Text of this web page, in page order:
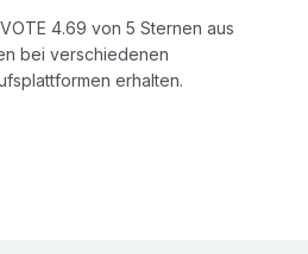
4.69 von 5 Sternen aus
bei verschiedenen
erhalten.